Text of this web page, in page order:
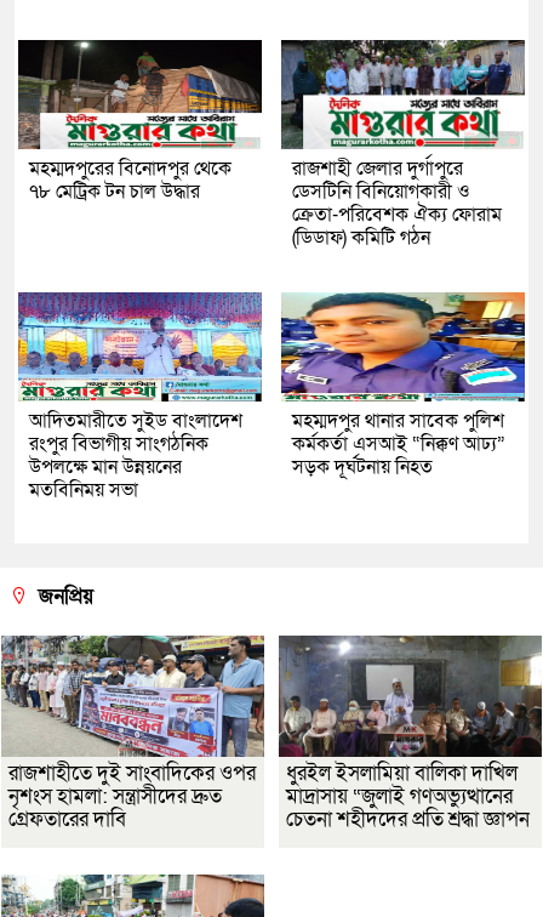
মহম্মদপুরের বিনোদপুর থেকে
৭৮ মেট্রিক টন চাল উদ্ধার
রাজশাহী জেলার দুর্গাপুরে
ডেসটিনি বিনিয়োগকারী ও
ক্রেতা-পরিবেশক ঐক্য ফোরাম
(ডিডাফ) কমিটি গঠন
আদিতমারীতে সুইড বাংলাদেশ
রংপুর বিভাগীয় সাংগঠনিক
উপলক্ষে মান উন্নয়নের
মতবিনিময় সভা
মহম্মদপুর থানার সাবেক পুলিশ
কর্মকর্তা এসআই “নিক্কণ আঢ্য”
সড়ক দূর্ঘটনায় নিহত
জনপ্রিয়
রাজশাহীতে দুই সাংবাদিকের ওপর
নৃশংস হামলা: সন্ত্রাসীদের দ্রুত
গ্রেফতারের দাবি
ধুরইল ইসলামিয়া বালিকা দাখিল
মাদ্রাসায় “জুলাই গণঅভ্যুত্থানের
চেতনা শহীদদের প্রতি শ্রদ্ধা জ্ঞাপন